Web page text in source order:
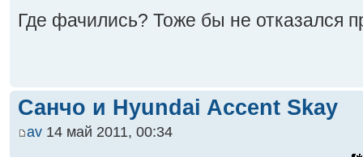
Где фачились? Тоже бы не отказался
Санчо и Hyundai Accent Skay
av 14 май 2011, 00:34